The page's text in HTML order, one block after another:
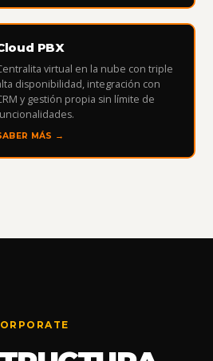
PBX
virtual en la nube con triple
disponibilidad, integración con
y gestión propia sin límite de
MÁS →